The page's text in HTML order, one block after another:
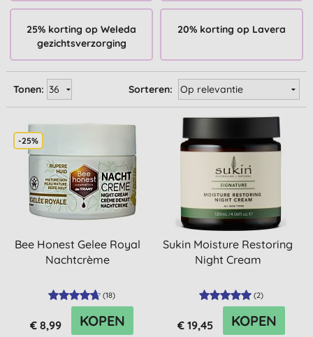
25% korting op Weleda
gezichtsverzorging
20% korting op Lavera
Sorteren:
Tonen:
-25%
Bee Honest Gelee Royal
Nachtcrème
(18)
€ 8,99 KOPEN
Sukin Moisture Restoring
Night Cream
(2)
€ 19,45 KOPEN